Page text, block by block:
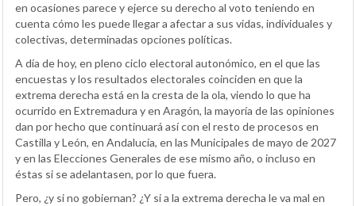
en ocasiones parece y ejerce su derecho al voto teniendo en
cuenta cómo les puede llegar a afectar a sus vidas, individuales y
colectivas, determinadas opciones políticas.
A día de hoy, en pleno ciclo electoral autonómico, en el que las
encuestas y los resultados electorales coinciden en que la
extrema derecha está en la cresta de la ola, viendo lo que ha
ocurrido en Extremadura y en Aragón, la mayoría de las opiniones
dan por hecho que continuará así con el resto de procesos en
Castilla y León, en Andalucía, en las Municipales de mayo de 2027
y en las Elecciones Generales de ese mismo año, o incluso en
éstas si se adelantasen, por lo que fuera.
Pero, ¿y si no gobiernan? ¿Y si a la extrema derecha le va mal en